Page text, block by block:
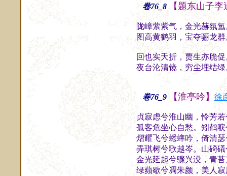
卷76_8 【题东山子李
陇嶂萦紫气，金光赫氛
图高黄鹤羽，宝夺骊龙
回也实夭折，贾生亦脆
夜台沦清镜，穷尘埋结
卷76_9【淮亭吟】 徐
贞寂虑兮淮山幽，怜芳
孤客危坐心自愁。矧鹤
熠耀飞兮蟋蟀吟，倚清
弄琪树兮歌越岑。山碕
金光延起兮骤兴没，青
绿蘋歇兮凋朱颜，美人